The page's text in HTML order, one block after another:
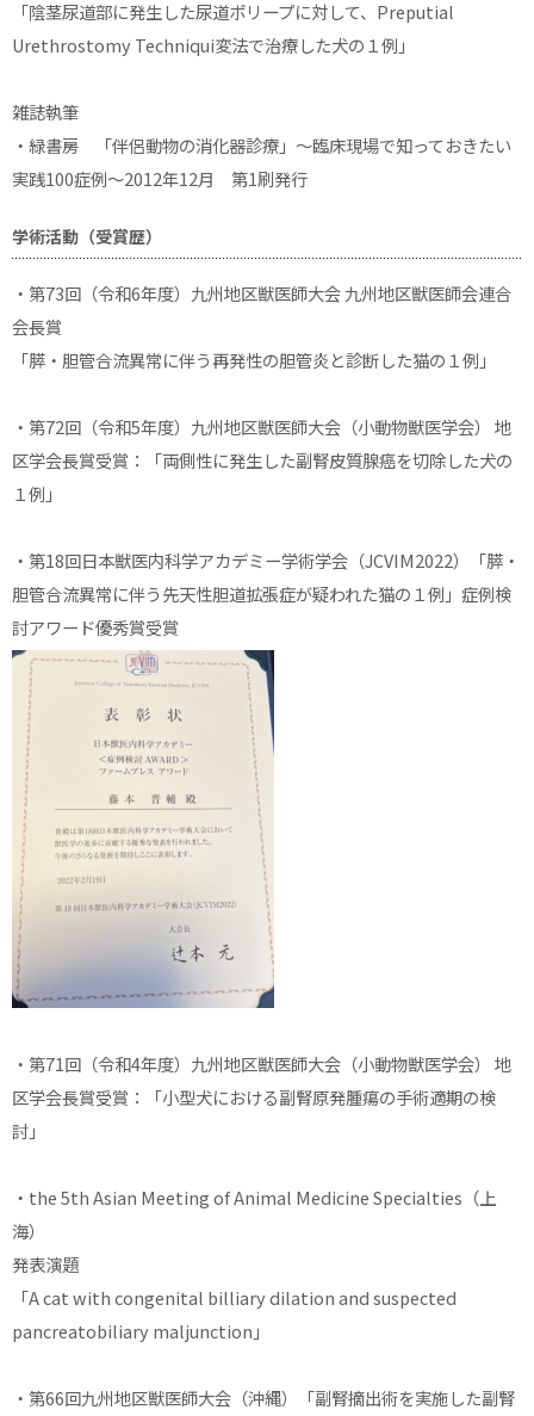
「陰茎尿道部に発生した尿道ポリープに対して、Preputial
Urethrostomy Techniqui変法で治療した犬の１例」
雑誌執筆
・緑書房 「伴侶動物の消化器診療」〜臨床現場で知っておきたい
実践100症例〜2012年12月 第1刷発行
学術活動（受賞歴）
・第73回（令和6年度）九州地区獣医師大会 九州地区獣医師会連合
会長賞
「膵・胆管合流異常に伴う再発性の胆管炎と診断した猫の１例」
・第72回（令和5年度）九州地区獣医師大会（小動物獣医学会） 地
区学会長賞受賞：「両側性に発生した副腎皮質腺癌を切除した犬の
１例」
・第18回日本獣医内科学アカデミー学術学会（JCVIM2022）「膵・
胆管合流異常に伴う先天性胆道拡張症が疑われた猫の１例」症例検
討アワード優秀賞受賞
・第71回（令和4年度）九州地区獣医師大会（小動物獣医学会） 地
区学会長賞受賞：「小型犬における副腎原発腫瘍の手術適期の検
討」
・the 5th Asian Meeting of Animal Medicine Specialties（上
海）
発表演題
「A cat with congenital billiary dilation and suspected
pancreatobiliary maljunction」
・第66回九州地区獣医師大会（沖縄）「副腎摘出術を実施した副腎